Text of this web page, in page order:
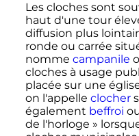
Les cloches sont
haut d'une tour
diffusion plus
ronde ou carrée
nomme campanile
cloches à usage
placée sur une
on l'appelle clocher
également beffroi
de l'horloge »